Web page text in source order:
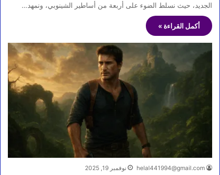
الجديد، حيث نسلط الضوء على أربعة من أساطير الشينوبي، ونمهد…
أكمل القراءة »
helal441994@gmail.com نوفمبر 19, 2025